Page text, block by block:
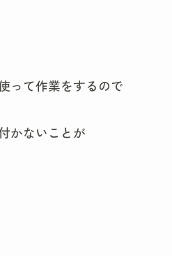
って作業をするので
かないことが